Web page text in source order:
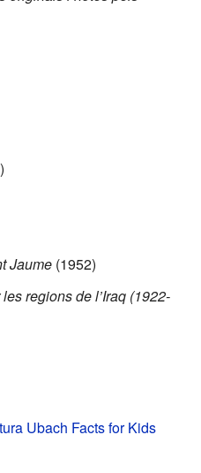
Jaume (1952)
regions de l’Iraq (1922-
Ubach Facts for Kids